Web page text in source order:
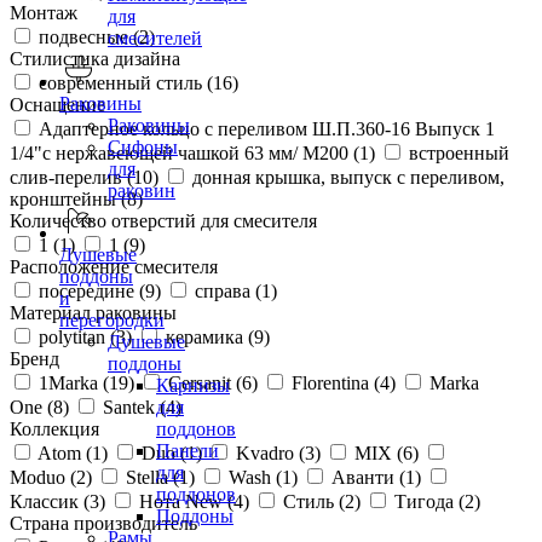
для
смесителей
Раковины
Раковины
Сифоны
для
раковин
Душевые
поддоны
и
перегородки
Душевые
поддоны
Карнизы
для
поддонов
Панели
для
поддонов
Поддоны
Монтаж
подвесные (2)
Стилистика дизайна
современный стиль (16)
Оснащение
Адаптерное кольцо с переливом Ш.П.360-16 Выпуск 1
1/4"с нержавеющей чашкой 63 мм/ М200 (1)
встроенный
слив-перелив (10)
донная крышка, выпуск с переливом,
кронштейны (8)
Количество отверстий для смесителя
1 (1) 1 (9)
Расположение смесителя
посередине (9) справа (1)
Материал раковины
polytitan (3) керамика (9)
Бренд
1Marka (19) Cersanit (6) Florentina (4)
Marka
One (8) Santek (4)
Коллекция
Atom (1) Duo (1) Kvadro (3) MIX (6)
Moduo (2) Stella (1) Wash (1) Аванти (1)
Классик (3) Нота New (4) Стиль (2) Тигода (2)
Страна производитель